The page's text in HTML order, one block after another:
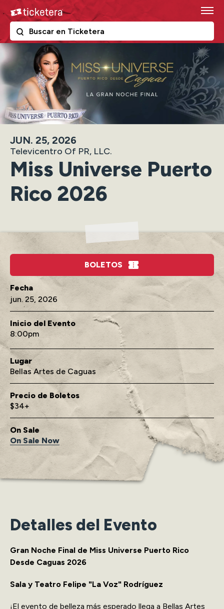
to
content
Accessibility
Buy
Search
Ticketera
Ticketera
The following text field filters the results that follow as
JUN. 25, 2026
Televicentro Of PR, LLC.
Miss Universe Puerto
Rico 2026
BOLETOS
jun. 25 , 2026
Inicio del Evento
8:00
Lugar
Bellas Artes de Caguas
Precio de Boletos
$34+
On Sale
On Sale Now
Detalles del Evento
Gran Noche Final de Miss Universe Puerto Rico
Desde Caguas 2026
Sala y Teatro Felipe "La Voz" Rodríguez
¡El evento de belleza más esperado llega a Bellas Artes